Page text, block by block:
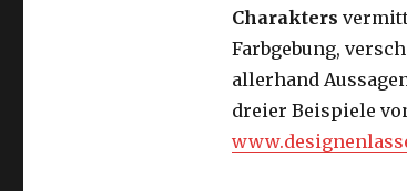
Charakters
Farbgebung,
allerhand
dreier Beispiele